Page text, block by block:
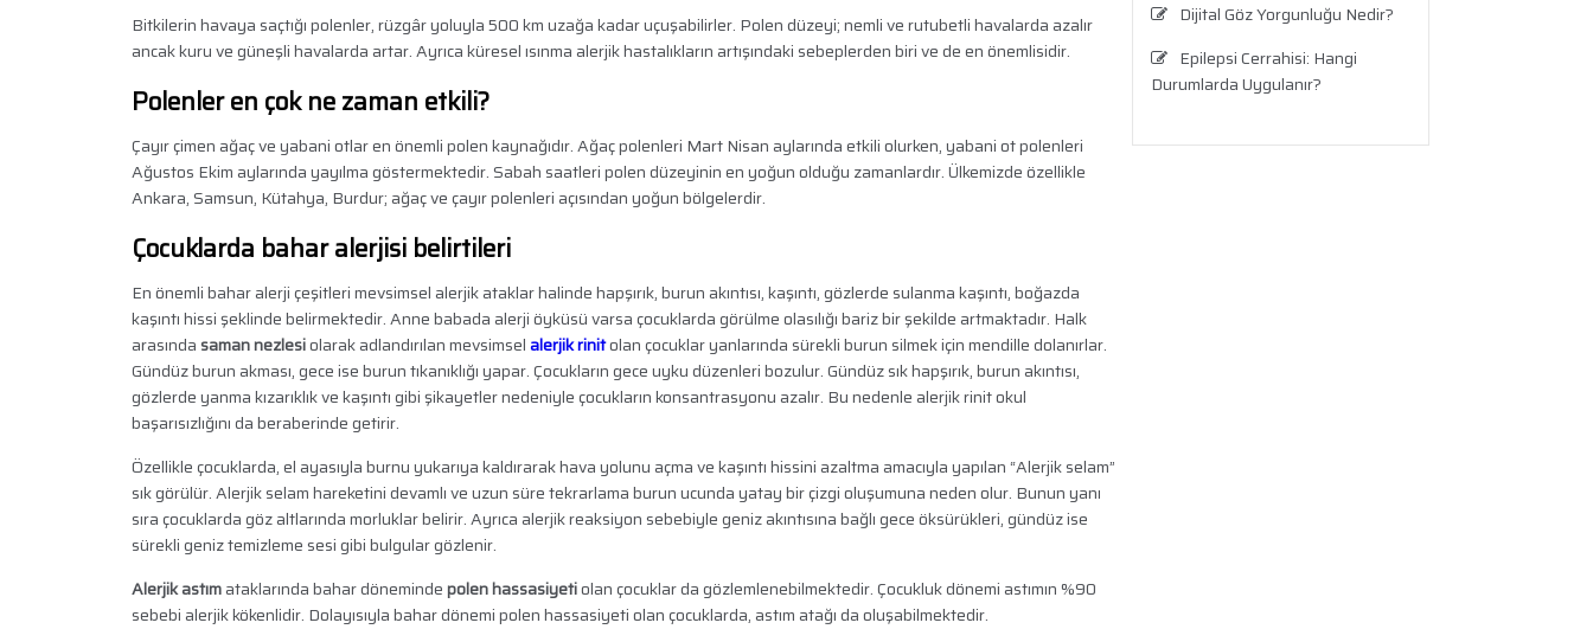
Bitkilerin havaya saçtığı polenler, rüzgâr yoluyla 500 km uzağa kadar uçuşabilirler. Polen düzeyi; nemli ve rutubetli havalarda azalır
ancak kuru ve güneşli havalarda artar. Ayrıca küresel ısınma alerjik hastalıkların artışındaki sebeplerden biri ve de en önemlisidir.
Polenler en çok ne zaman etkili?
Çayır çimen ağaç ve yabani otlar en önemli polen kaynağıdır. Ağaç polenleri Mart Nisan aylarında etkili olurken, yabani ot polenleri
Ağustos Ekim aylarında yayılma göstermektedir. Sabah saatleri polen düzeyinin en yoğun olduğu zamanlardır. Ülkemizde özellikle
Ankara, Samsun, Kütahya, Burdur; ağaç ve çayır polenleri açısından yoğun bölgelerdir.
Çocuklarda bahar alerjisi belirtileri
En önemli bahar alerji çeşitleri mevsimsel alerjik ataklar halinde hapşırık, burun akıntısı, kaşıntı, gözlerde sulanma kaşıntı, boğazda
kaşıntı hissi şeklinde belirmektedir. Anne babada alerji öyküsü varsa çocuklarda görülme olasılığı bariz bir şekilde artmaktadır. Halk
arasındasaman nezlesiolarak adlandırılan mevsimselalerjik rinitolan çocuklar yanlarında sürekli burun silmek için mendille dolanırlar.
Gündüz burun akması, gece ise burun tıkanıklığı yapar. Çocukların gece uyku düzenleri bozulur. Gündüz sık hapşırık, burun akıntısı,
gözlerde yanma kızarıklık ve kaşıntı gibi şikayetler nedeniyle çocukların konsantrasyonu azalır. Bu nedenle alerjik rinit okul
başarısızlığını da beraberinde getirir.
Özellikle çocuklarda, el ayasıyla burnu yukarıya kaldırarak hava yolunu açma ve kaşıntı hissini azaltma amacıyla yapılan “Alerjik selam”
sık görülür. Alerjik selam hareketini devamlı ve uzun süre tekrarlama burun ucunda yatay bir çizgi oluşumuna neden olur. Bunun yanı
sıra çocuklarda göz altlarında morluklar belirir. Ayrıca alerjik reaksiyon sebebiyle geniz akıntısına bağlı gece öksürükleri, gündüz ise
sürekli geniz temizleme sesi gibi bulgular gözlenir.
Alerjik astımataklarında bahar dönemindepolen hassasiyetiolan çocuklar da gözlemlenebilmektedir. Çocukluk dönemi astımın %90
sebebi alerjik kökenlidir. Dolayısıyla bahar dönemi polen hassasiyeti olan çocuklarda, astım atağı da oluşabilmektedir.
Dijital Göz Yorgunluğu Nedir?
Epilepsi Cerrahisi: Hangi
Durumlarda Uygulanır?
Zaman Ciddi Bir Durumdur?